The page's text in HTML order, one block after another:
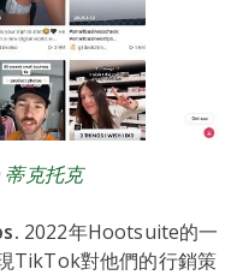
蒂克托克
2022年Hootsuite的一
TikTok對他們的行銷策